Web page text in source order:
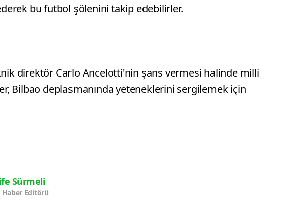
bu futbol şölenini takip edebilirler.
direktör Carlo Ancelotti'nin şans vermesi halinde milli
Bilbao deplasmanında yeteneklerini sergilemek için
Sürmeli
Editörü